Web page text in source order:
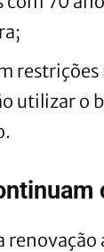
utilizar o